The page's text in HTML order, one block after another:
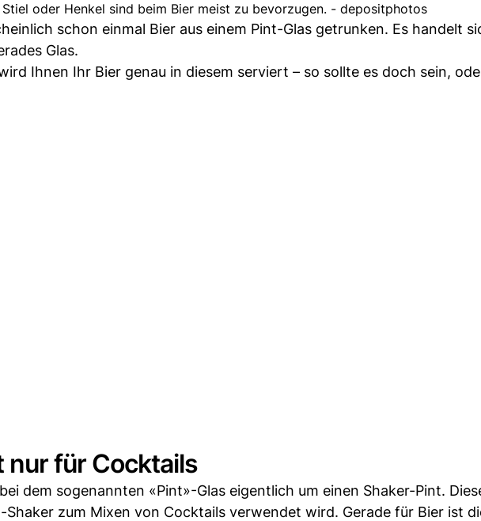
oder Henkel sind beim Bier meist zu bevorzugen. - depositphotos
schon einmal Bier aus einem Pint-Glas getrunken. Es handelt
Glas.
Ihnen Ihr Bier genau in diesem serviert – so sollte es doch sein,
nur für Cocktails
dem sogenannten «Pint»-Glas eigentlich um einen Shaker-Pint.
zum Mixen von Cocktails verwendet wird. Gerade für Bier ist